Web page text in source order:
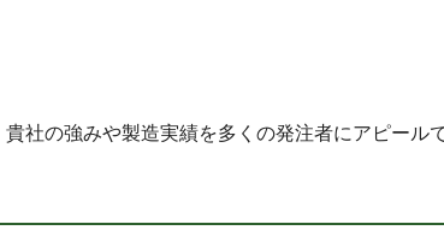
社の強みや製造実績を多くの発注者にアピール